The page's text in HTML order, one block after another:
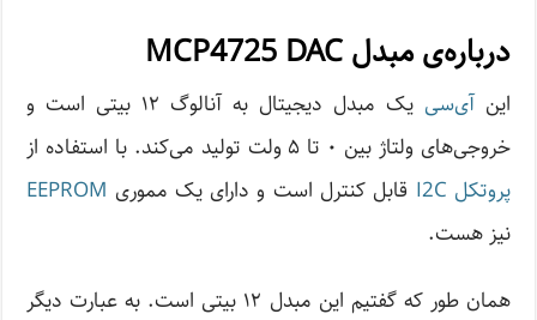
درباره‌ی مبدل MCP4725 DAC
اینآی‌سی
یک مبدل دیجیتال به آنالوگ ۱۲ بیتی است و
خروجی‌های ولتاژ بین ۰ تا ۵ ولت تولید می‌کند. با استفاده از
پروتکل I2C
قابل کنترل است و دارای یک مموری EEPROM
نیز هست.
همان‌ طور که گفتیم این مبدل ۱۲ بیتی است. به عبارت دیگر